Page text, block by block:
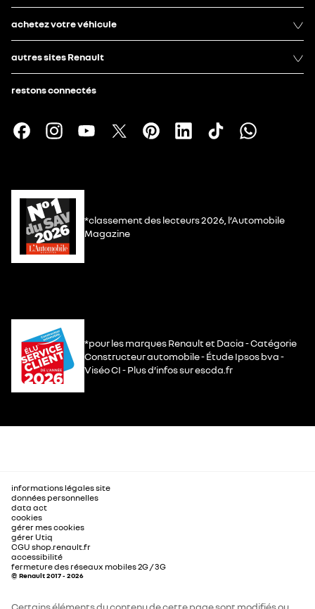
achetez votre véhicule
autres sites Renault
restons connectés
*classement des lecteurs 2026, l’Automobile
Magazine
*pour les marques Renault et Dacia - Catégorie
Constructeur automobile - Étude Ipsos bva -
Viséo CI - Plus d’infos sur escda.fr
informations légales site
données personnelles
data act
cookies
gérer mes cookies
gérer Utiq
CGU shop.renault.fr
accessibilité
fermeture des réseaux mobiles 2G / 3G
© Renault 2017 - 2026